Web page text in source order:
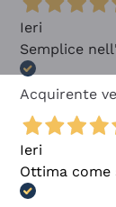
Ieri
Semplice
Acquirente
Ieri
Ottima come